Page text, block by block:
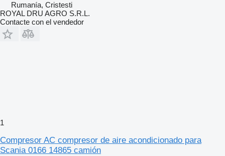
Rumanía, Cristesti
ROYAL DRU AGRO S.R.L.
Contacte con el vendedor
1
Compresor AC compresor de aire acondicionado para
Scania 0166 14865 camión